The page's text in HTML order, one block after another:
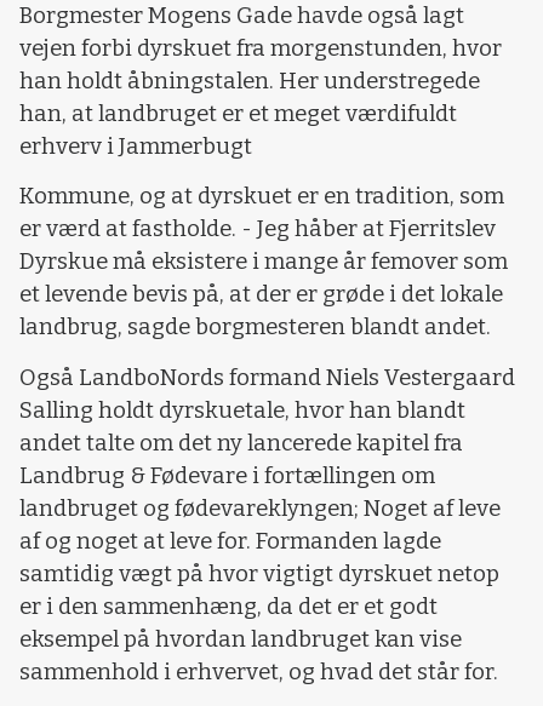
Borgmester Mogens Gade havde også lagt
vejen forbi dyrskuet fra morgenstunden, hvor
han holdt åbningstalen. Her understregede
han, at landbruget er et meget værdifuldt
erhverv i Jammerbugt
Kommune, og at dyrskuet er en tradition, som
er værd at fastholde. - Jeg håber at Fjerritslev
Dyrskue må eksistere i mange år femover som
et levende bevis på, at der er grøde i det lokale
landbrug, sagde borgmesteren blandt andet.
Også LandboNords formand Niels Vestergaard
Salling holdt dyrskuetale, hvor han blandt
andet talte om det ny lancerede kapitel fra
Landbrug & Fødevare i fortællingen om
landbruget og fødevareklyngen; Noget af leve
af og noget at leve for. Formanden lagde
samtidig vægt på hvor vigtigt dyrskuet netop
er i den sammenhæng, da det er et godt
eksempel på hvordan landbruget kan vise
sammenhold i erhvervet, og hvad det står for.